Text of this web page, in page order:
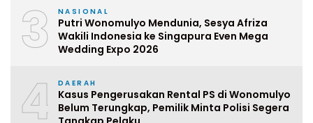
3 NASIONAL
Putri Wonomulyo Mendunia, Sesya Afriza
Wakili Indonesia ke Singapura Even Mega
Wedding Expo 2026
4 DAERAH
Kasus Pengerusakan Rental PS di Wonomulyo
Belum Terungkap, Pemilik Minta Polisi Segera